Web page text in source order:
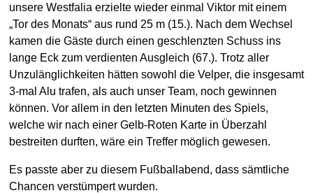
unsere Westfalia erzielte wieder einmal Viktor mit einem
„Tor des Monats“ aus rund 25 m (15.). Nach dem Wechsel
kamen die Gäste durch einen geschlenzten Schuss ins
lange Eck zum verdienten Ausgleich (67.). Trotz aller
Unzulänglichkeiten hätten sowohl die Velper, die insgesamt
3-mal Alu trafen, als auch unser Team, noch gewinnen
können. Vor allem in den letzten Minuten des Spiels,
welche wir nach einer Gelb-Roten Karte in Überzahl
bestreiten durften, wäre ein Treffer möglich gewesen.
Es passte aber zu diesem Fußballabend, dass sämtliche
Chancen verstümpert wurden.